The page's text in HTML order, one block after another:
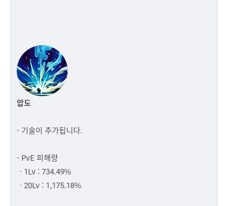
압도
- 기술이 추가됩니다.
- PvE 피해량
ㆍ1Lv : 734.49%
ㆍ20Lv : 1,175.18%